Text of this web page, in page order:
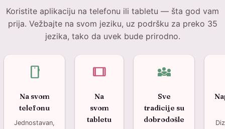
Koristite aplikaciju na telefonu ili tabletu — šta god vam
prija. Vežbajte na svom jeziku, uz podršku za preko 35
jezika, tako da uvek bude prirodno.
smartphone
Na svom
telefonu
Jednostavan,
tablet
Na
svom
tabletu
diversity_3
Sve
tradicije su
dobrodošle